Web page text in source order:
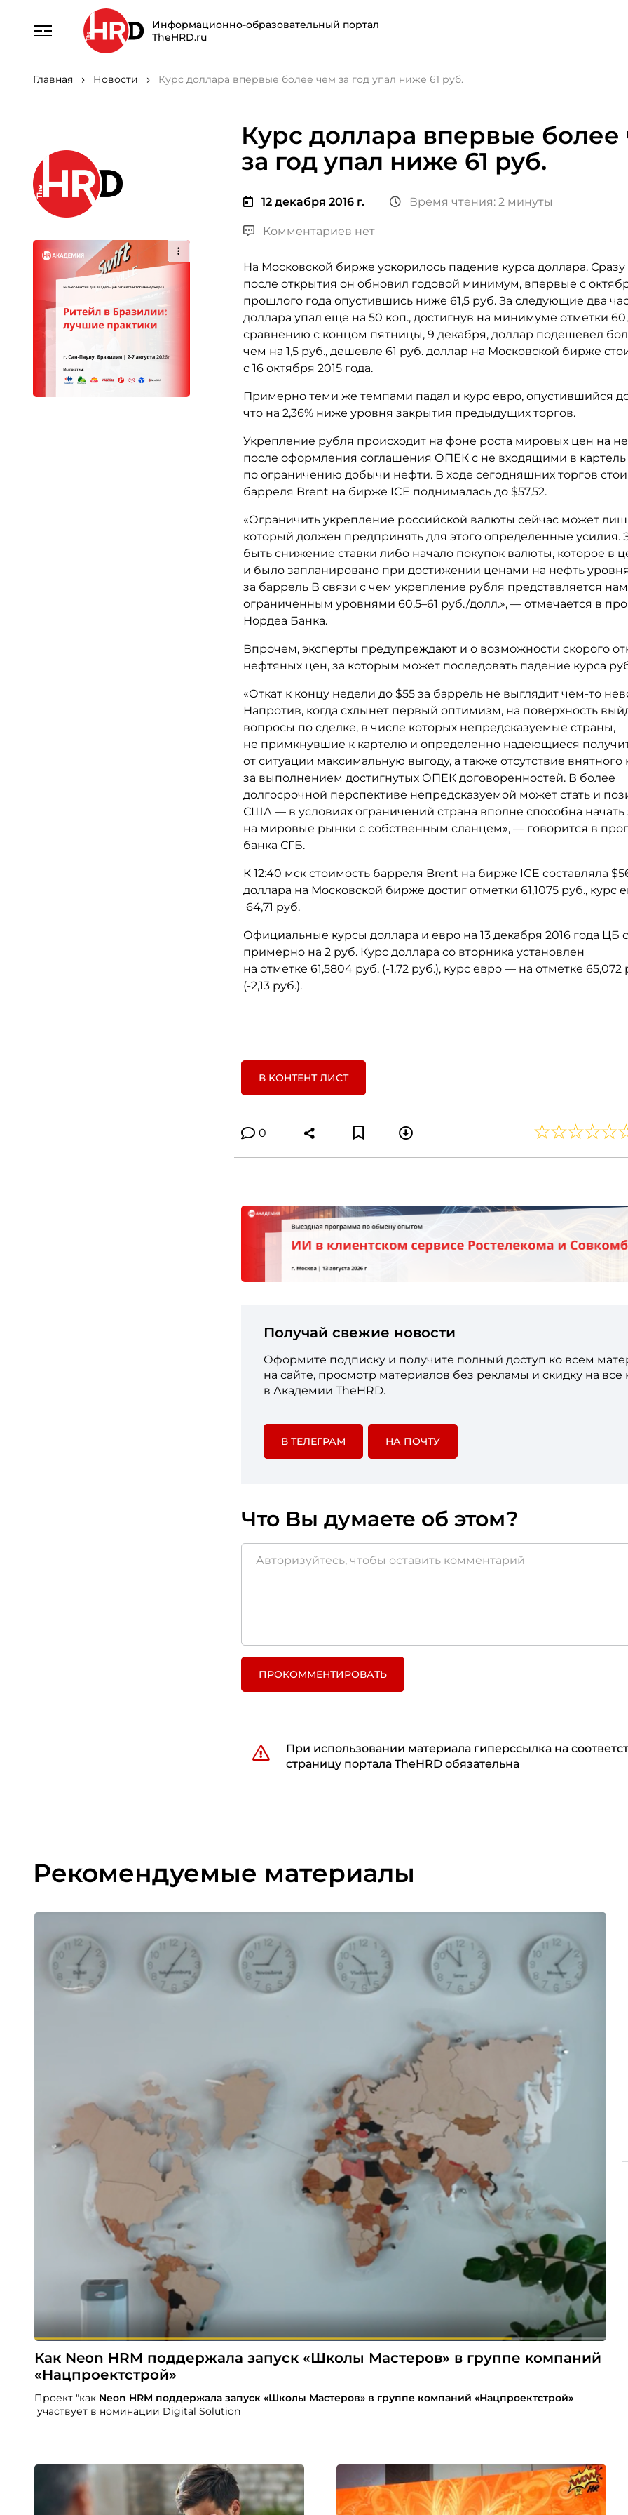
Информационно-образовательный портал
TheHRD.ru
Главная Новости Курс доллара впервые более чем за год упал ниже 61 руб.
Курс доллара впервые более
за год упал ниже 61 руб.
12 декабря 2016 г. Время чтения: 2 минуты
Комментариев нет
На Московской бирже ускорилось падение курса доллара. Сразу
после открытия он обновил годовой минимум, впервые с
прошлого года опустившись ниже 61,5 руб. За следующие два
доллара упал еще на 50 коп., достигнув на минимуме отметки
сравнению с концом пятницы, 9 декабря, доллар подешевел
чем на 1,5 руб., дешевле 61 руб. доллар на Московской бирже
с 16 октября 2015 года.
Примерно теми же темпами падал и курс евро, опустившийся
что на 2,36% ниже уровня закрытия предыдущих торгов.
Укрепление рубля происходит на фоне роста мировых цен на
после оформления соглашения ОПЕК с не входящими в картель
по ограничению добычи нефти. В ходе сегодняшних торгов
барреля Brent на бирже ICE поднималась до $57,52.
«Ограничить укрепление российской валюты сейчас может
который должен предпринять для этого определенные усилия.
быть снижение ставки либо начало покупок валюты, которое в
и было запланировано при достижении ценами на нефть
за баррель В связи с чем укрепление рубля представляется нам
ограниченным уровнями 60,5–61 руб./долл.», — отмечается в
Нордеа Банка.
Впрочем, эксперты предупреждают и о возможности скорого
нефтяных цен, за которым может последовать падение курса
«Откат к концу недели до $55 за баррель не выглядит чем-то
Напротив, когда схлынет первый оптимизм, на поверхность
вопросы по сделке, в числе которых непредсказуемые страны,
не примкнувшие к картелю и определенно надеющиеся
от ситуации максимальную выгоду, а также отсутствие внятного
за выполнением достигнутых ОПЕК договоренностей. В более
долгосрочной перспективе непредсказуемой может стать и
США — в условиях ограничений страна вполне способна
на мировые рынки с собственным сланцем», — говорится в
банка СГБ.
К 12:40 мск стоимость барреля Brent на бирже ICE составляла
доллара на Московской бирже достиг отметки 61,1075 руб., курс
64,71 руб.
Официальные курсы доллара и евро на 13 декабря 2016 года ЦБ
примерно на 2 руб. Курс доллара со вторника установлен
на отметке 61,5804 руб. (-1,72 руб.), курс евро — на отметке 65,072
(-2,13 руб.).
В КОНТЕНТ ЛИСТ
0
Получай свежие новости
Оформите подписку и получите полный доступ ко всем
на сайте, просмотр материалов без рекламы и скидку на все
в Академии TheHRD.
В ТЕЛЕГРАМ НА ПОЧТУ
Что Вы думаете об этом?
ПРОКОММЕНТИРОВАТЬ
При использовании материала гиперссылка на
страницу портала TheHRD обязательна
Рекомендуемые материалы
Как Neon HRM поддержала запуск «Школы Мастеров» в группе компаний
«Нацпроектстрой»
Проект "как Neon HRM поддержала запуск «Школы Мастеров» в группе компаний «Нацпроектстрой»
участвует в номинации Digital Solution